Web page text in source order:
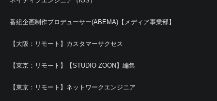
番組企画制作プロデューサー(ABEMA)【メディア事業部】
【大阪：リモート】カスタマーサクセス
【東京：リモート】【STUDIO ZOON】編集
【東京：リモート】ネットワークエンジニア